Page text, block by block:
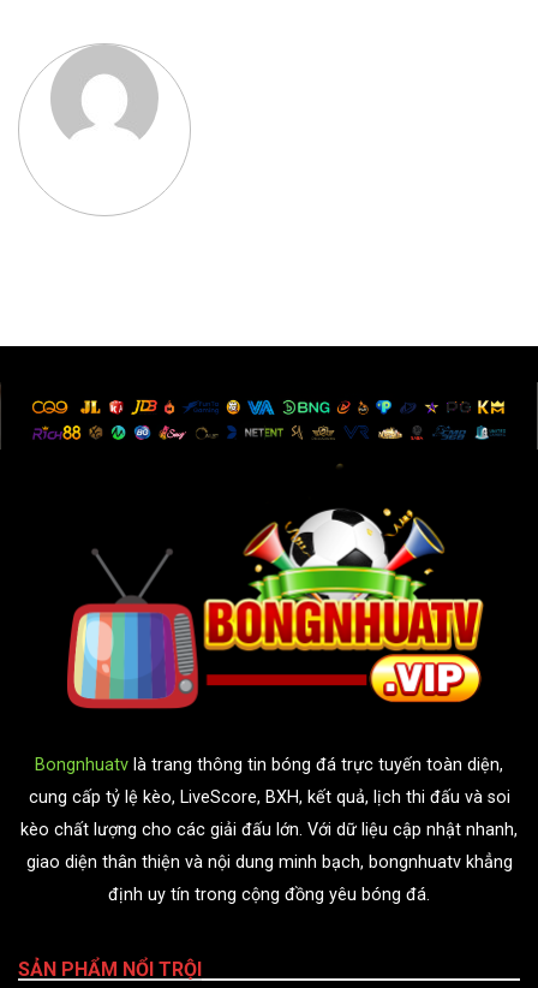
Bongnhuatv là trang thông tin bóng đá trực tuyến toàn diện,
cung cấp tỷ lệ kèo, LiveScore, BXH, kết quả, lịch thi đấu và soi
kèo chất lượng cho các giải đấu lớn. Với dữ liệu cập nhật nhanh,
giao diện thân thiện và nội dung minh bạch, bongnhuatv khẳng
định uy tín trong cộng đồng yêu bóng đá.
SẢN PHẨM NỔI TRỘI